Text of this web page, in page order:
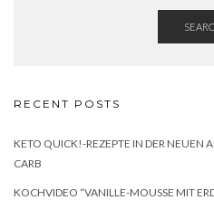
RECENT POSTS
KETO QUICK!-REZEPTE IN DER NEUEN
CARB
KOCHVIDEO “VANILLE-MOUSSE MIT